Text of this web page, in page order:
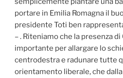
portare in Emilia Romagna il
presidente Toti ben
– . Riteniamo che la presenza
importante per allargare lo
centrodestra e radunare tutte
orientamento liberale, che